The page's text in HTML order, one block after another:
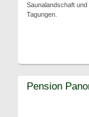
Saunalandschaft
Tagungen.
Pension